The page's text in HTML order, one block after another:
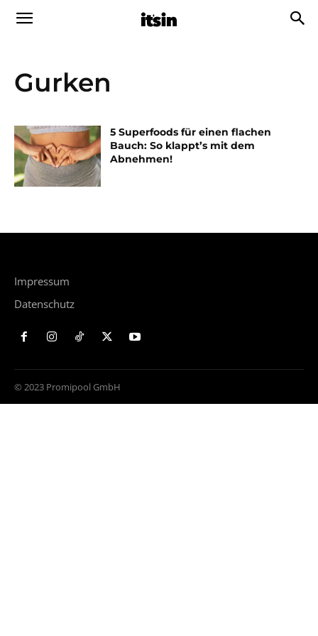
Gurken
5 Superfoods für einen flachen
Bauch: So klappt’s mit dem
Abnehmen!
Impressum
Datenschutz
© 2023 Promipool GmbH